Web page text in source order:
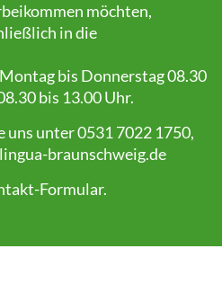
möchten,
in die
bis Donnerstag 08.30
bis 13.00 Uhr.
uns unter 0531 7022 1750,
braunschweig.de
Formular.